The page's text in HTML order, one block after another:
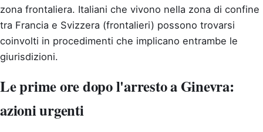
zona frontaliera. Italiani che vivono nella zona di confine
tra Francia e Svizzera (frontalieri) possono trovarsi
coinvolti in procedimenti che implicano entrambe le
giurisdizioni.
Le prime ore dopo l'arresto a Ginevra:
azioni urgenti